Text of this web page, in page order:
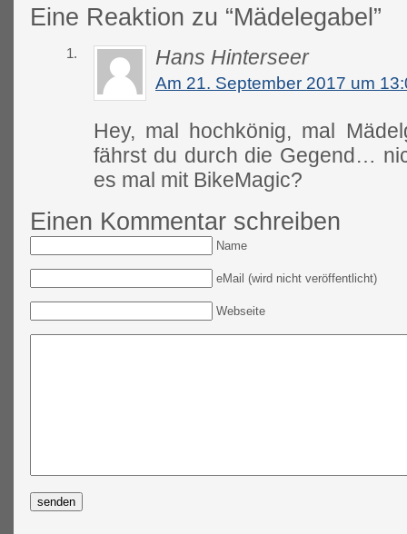
Eine Reaktion zu “Mädelegabel”
1. Hans Hinterseer
Am 21. September 2017 um
Hey, mal hochkönig, mal
fährst du durch die Gegend…
es mal mit BikeMagic?
Einen Kommentar schreiben
Name
eMail (wird nicht veröffentlicht)
Webseite